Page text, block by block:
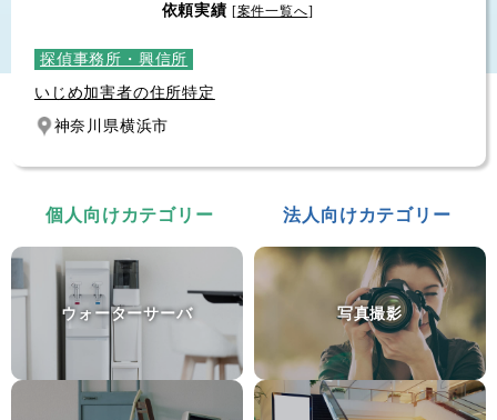
依頼実績 [案件一覧へ]
土地家屋調査士
建物表題登記
愛知県豊田市
ピアノ運送
砂利敷き
庭に車を止められるように砂利を敷きたい
富山県富山市
個人輸入代行
モデルロケットエンジン
個人向けカテゴリー 法人向けカテゴリー
ウォーターサーバ 写真撮影